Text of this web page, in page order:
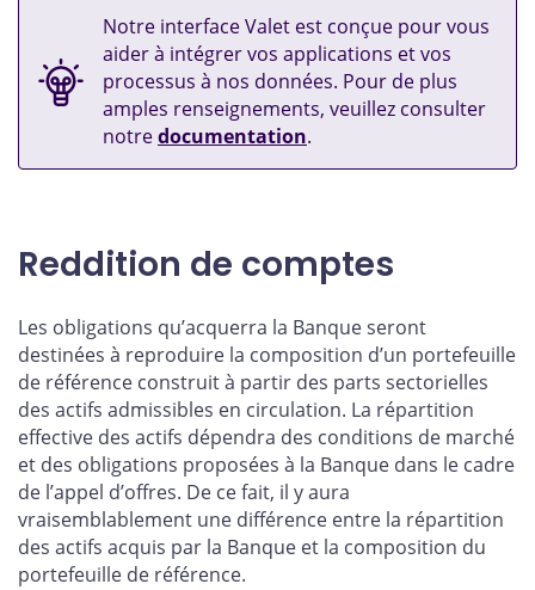
Notre interface Valet est conçue pour vous
aider à intégrer vos applications et vos
processus à nos données. Pour de plus
amples renseignements, veuillez consulter
notredocumentation.
Reddition de comptes
Les obligations qu’acquerra la Banque seront
destinées à reproduire la composition d’un portefeuille
de référence construit à partir des parts sectorielles
des actifs admissibles en circulation. La répartition
effective des actifs dépendra des conditions de marché
et des obligations proposées à la Banque dans le cadre
de l’appel d’offres. De ce fait, il y aura
vraisemblablement une différence entre la répartition
des actifs acquis par la Banque et la composition du
portefeuille de référence.